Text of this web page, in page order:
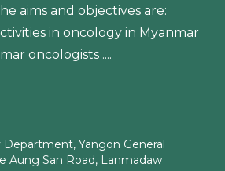
aims and objectives are:
in oncology in Myanmar
oncologists ....
Yangon General
Aung San Road, Lanmadaw